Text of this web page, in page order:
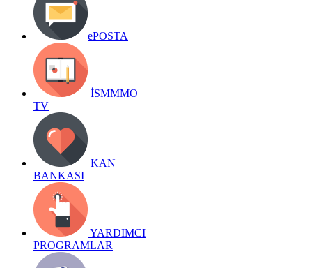
ePOSTA
İSMMMO
TV
KAN
BANKASI
YARDIMCI
PROGRAMLAR